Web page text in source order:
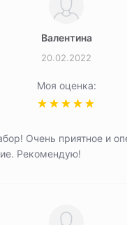
Валентина
20.02.2022
Моя оценка:
Очень приятное и
Рекомендую!